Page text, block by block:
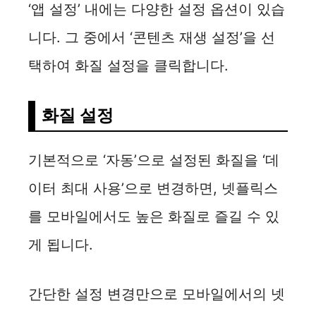
‘앱 설정’ 내에는 다양한 설정 옵션이 있습
니다. 그 중에서 ‘콘텐츠 재생 설정’을 선
택하여 화질 설정을 클릭합니다.
화질 설정
기본적으로 ‘자동’으로 설정된 화질을 ‘데
이터 최대 사용’으로 변경하면, 넷플릭스
를 모바일에서도 높은 화질로 즐길 수 있
게 됩니다.
간단한 설정 변경만으로 모바일에서의 넷